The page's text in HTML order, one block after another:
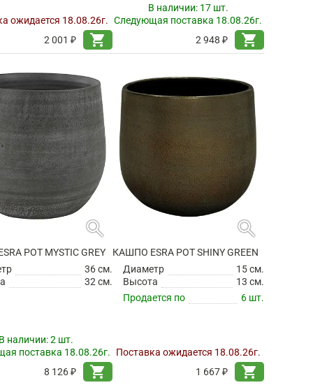
ожидается 18.08.26г.
2 001 ₽
shopping_cart
В наличии: 17 шт.
Следующая поставка 18.08.26г.
2 948 ₽
shopping_cart
search
POT MYSTIC GREY
36 см.
32 см.
наличии:2 шт.
поставка 18.08.26г.
8 126 ₽
shopping_cart
search
КАШПО ESRA POT SHINY GREEN
Диаметр
15 см.
Высота
13 см.
Продается по
6 шт.
Поставка ожидается 18.08.26г.
1 667 ₽
shopping_cart